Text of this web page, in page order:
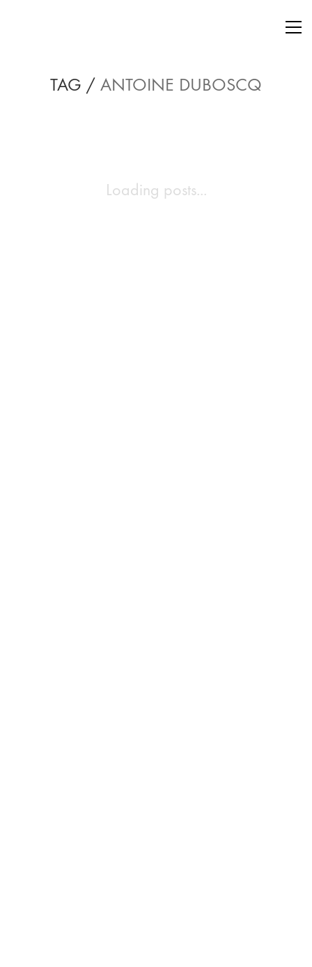
TAG / ANTOINE DUBOSCQ
Loading posts...